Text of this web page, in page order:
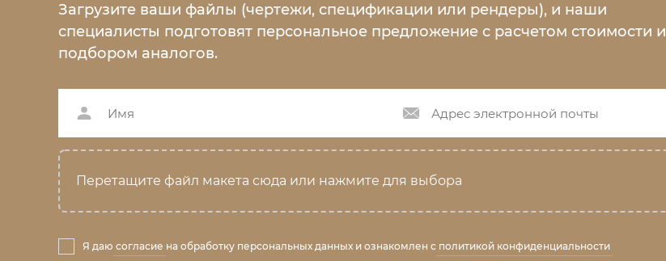
Загрузите ваши файлы (чертежи, спецификации или рендеры), и наши
специалисты подготовят персональное предложение с расчетом стоимости и
подбором аналогов.
Перетащите файл макета сюда или нажмите для выбора
Я даю согласие на обработку персональных данных и ознакомлен с политикой конфиденциальности